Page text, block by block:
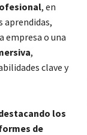
, en
aprendidas,
empresa o una
,
clave y
los
de